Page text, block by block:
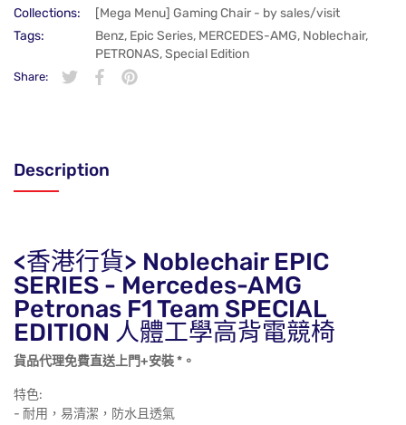
Collections:
[Mega Menu] Gaming Chair - by sales/visit
Tags:
Benz, Epic Series, MERCEDES-AMG, Noblechair,
PETRONAS,Special Edition
Share:
在 Twitter 上發佈 Twitter 貼文
在新視窗中開啟。
分享至 Facebook
在新視窗中開啟。
在 Pinterest 上發佈 Pin 貼文
在新視窗中開啟。
Description
<香港行貨> Noblechair EPIC
SERIES - Mercedes-AMG
Petronas F1 Team SPECIAL
EDITION 人體工學高背電競椅
貨品代理免費直送上門+安裝 *。
特色:
- 耐用，易清潔，防水且透氣